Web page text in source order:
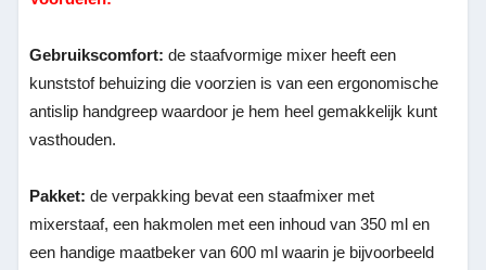
Gebruikscomfort: de staafvormige mixer heeft een
kunststof behuizing die voorzien is van een ergonomische
antislip handgreep waardoor je hem heel gemakkelijk kunt
vasthouden.
Pakket: de verpakking bevat een staafmixer met
mixerstaaf, een hakmolen met een inhoud van 350 ml en
een handige maatbeker van 600 ml waarin je bijvoorbeeld